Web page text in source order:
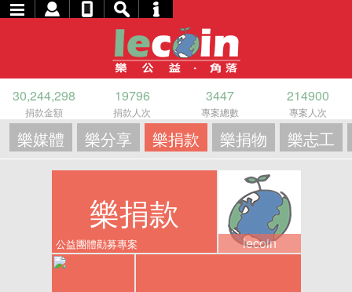
30,244,298
捐款金額
19796
捐款人次
3447
專案總數
214900
專案人次
樂媒體 樂分享 樂捐款 樂捐物 樂志工
樂捐款
公益團體勸募專案 lecoin